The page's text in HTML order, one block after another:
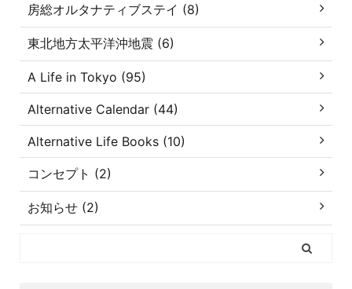
房総オルタナティブステイ (8)
東北地方太平洋沖地震 (6)
A Life in Tokyo (95)
Alternative Calendar (44)
Alternative Life Books (10)
コンセプト (2)
お知らせ (2)